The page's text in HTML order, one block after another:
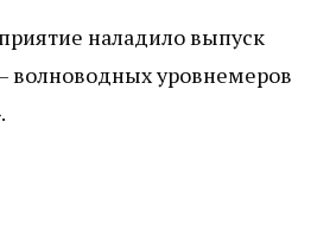
наладило выпуск
волноводных уровнемеров